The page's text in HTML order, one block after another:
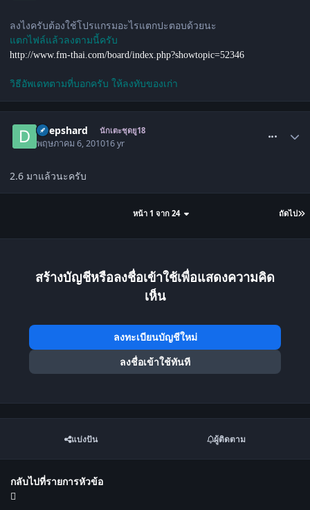
ลงไงครับต้องใช้โปรแกรมอะไรแตกปะตอบด้วยนะ
แตกไฟล์แล้วลงตามนี้ครับ
http://www.fm-thai.com/board/index.php?showtopic=52346
วิธีอัพเดทตามที่บอกครับ ให้ลงทับของเก่า
Deepshard นักเตะชุดยู18
พฤษภาคม 6, 201016 yr
2.6 มาแล้วนะครับ
ถัดไป
หน้า 1 จาก 24
สร้างบัญชีหรือลงชื่อเข้าใช้เพื่อแสดงความคิด
เห็น
ลงทะเบียนบัญชีใหม่
ลงชื่อเข้าใช้ทันที
แบ่งปัน ผู้ติดตาม
กลับไปที่รายการหัวข้อ